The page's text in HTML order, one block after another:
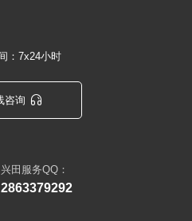
：7x24小时
咨询 
兴田服务QQ：
2863379292